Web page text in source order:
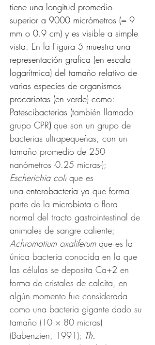
tiene una longitud promedio
superior a 9000 micrómetros (= 9
mm o 0.9 cm) y es visible a simple
vista. En la Figura 5 muestra una
representación grafica (en escala
logarítmica) del tamaño relativo de
varias especies de organismos
procariotas (en verde) como:
Patescibacterias (también llamado
grupo CPR) que son un grupo de
bacterias ultrapequeñas, con un
tamaño promedio de 250
nanómetros -0.25 micras-);
Escherichia coli que es
una enterobacteria ya que forma
parte de la microbiota o flora
normal del tracto gastrointestinal de
animales de sangre caliente;
Achromatium oxaliferum que es la
única bacteria conocida en la que
las células se deposita Ca+2 en
forma de cristales de calcita, en
algún momento fue considerada
como una bacteria gigante dado su
tamaño (10 × 80 micras)
(Babenzien, 1991); Th.